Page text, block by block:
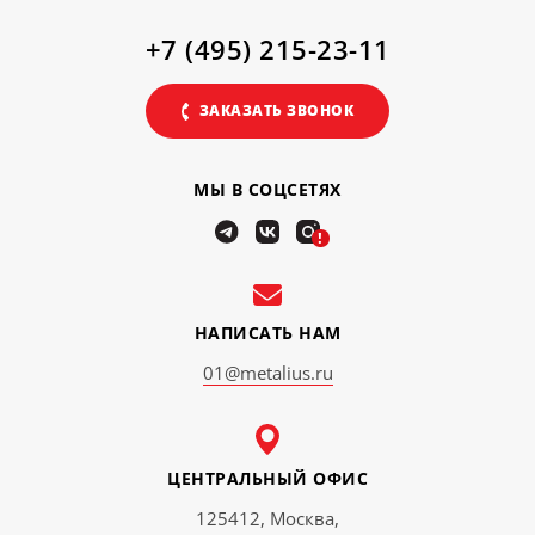
ЦЕНТРАЛЬНЫЙ ОФИС
125412, Москва,
НАПИСАТЬ НАМ
01@metalius.ru
МЫ В СОЦСЕТЯХ
!
+7 (495) 215-23-11
ЗАКАЗАТЬ ЗВОНОК